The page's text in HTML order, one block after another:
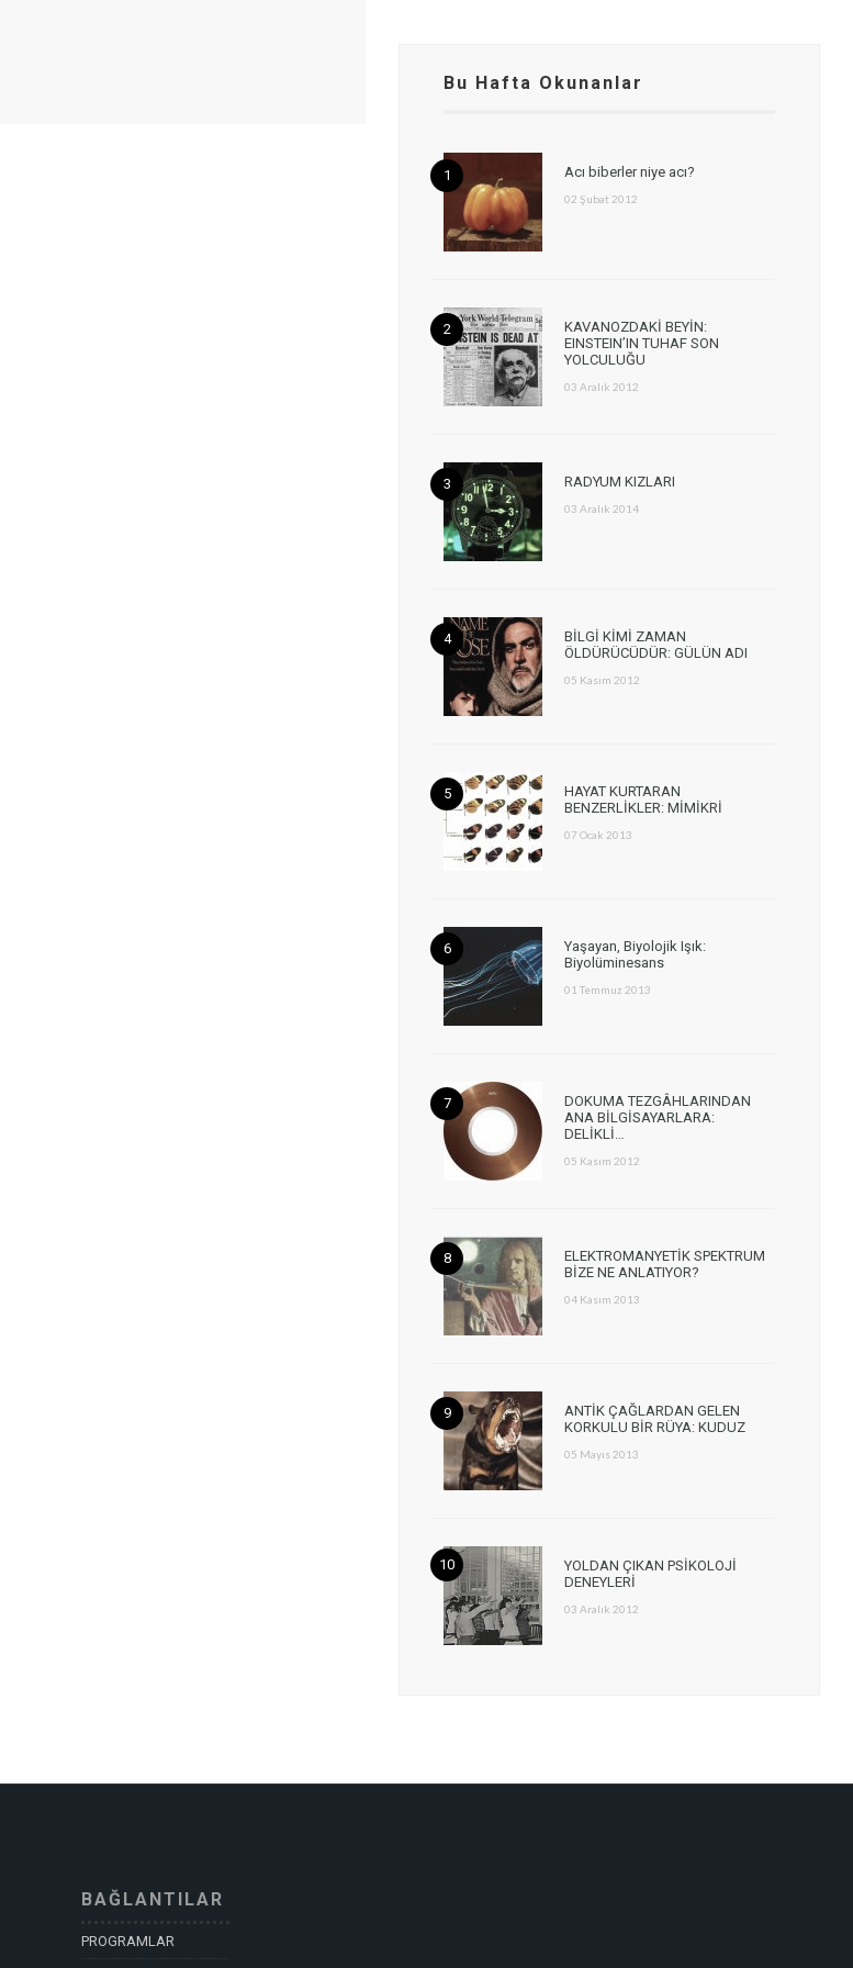
Bu Hafta Okunanlar
Acı biberler niye acı?
02 Şubat 2012
KAVANOZDAKİ BEYİN:
EINSTEIN’IN TUHAF SON
YOLCULUĞU
03 Aralık 2012
RADYUM KIZLARI
03 Aralık 2014
BİLGİ KİMİ ZAMAN
ÖLDÜRÜCÜDÜR: GÜLÜN ADI
05 Kasım 2012
HAYAT KURTARAN
BENZERLİKLER: MİMİKRİ
07 Ocak 2013
Yaşayan, Biyolojik Işık:
Biyolüminesans
01 Temmuz 2013
DOKUMA TEZGÂHLARINDAN
ANA BİLGİSAYARLARA:
DELİKLİ…
05 Kasım 2012
ELEKTROMANYETİK SPEKTRUM
BİZE NE ANLATIYOR?
04 Kasım 2013
ANTİK ÇAĞLARDAN GELEN
KORKULU BİR RÜYA: KUDUZ
05 Mayıs 2013
YOLDAN ÇIKAN PSİKOLOJİ
DENEYLERİ
03 Aralık 2012
BAĞLANTILAR
PROGRAMLAR